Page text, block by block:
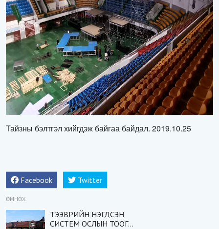
Тайзны бэлтгэл хийгдэж байгаа байдал. 2019.10.25
Facebook Twitter
ӨМНӨХ
ТЭЭВРИЙН НЭГДСЭН
СИСТЕМ ОСЛЫН ТООГ